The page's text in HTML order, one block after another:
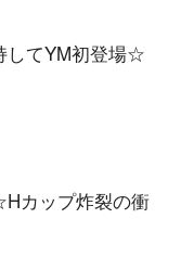
してYM初登場☆
カップ炸裂の衝